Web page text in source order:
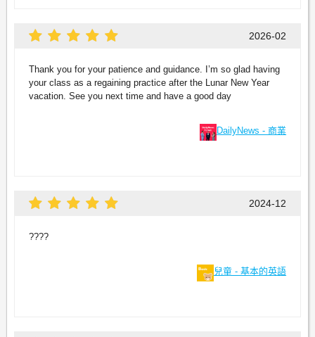
2026-02
Thank you for your patience and guidance. I’m so glad having
your class as a regaining practice after the Lunar New Year
vacation. See you next time and have a good day
DailyNews - 商業
2024-12
????
兒童 - 基本的英語